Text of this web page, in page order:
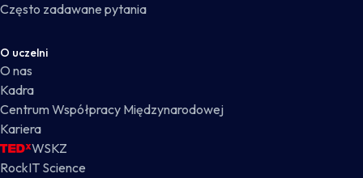
Często zadawane pytania
O uczelni
O nas
Kadra
Centrum Współpracy Międzynarodowej
Kariera
WSKZ
RockIT Science